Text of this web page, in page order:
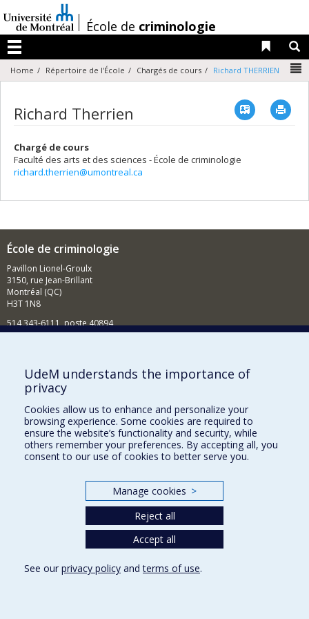
au
contenu
/École de criminologie
Menu
Liens
Home Répertoire de l'École Chargés de cours Richard THERRIEN
Richard Therrien Vcard
Chargé de cours
Faculté des arts et des sciences - École de criminologie
richard.therrien@umontreal.ca
École de criminologie
Pavillon Lionel-Groulx
3150, rue Jean-Brillant
Montréal (QC)
H3T 1N8
514 343-6111, poste 40894
Comment soutenir l'École?
BESOIN D'AIDE?
Plan du site
Signaler une erreur
Accessibilité
Nos départements et écoles
UdeM understands the importance of
privacy
Cookies allow us to enhance and personalize your
browsing experience. Some cookies are required to
ensure the website’s functionality and security, while
others remember your preferences. By accepting all, you
consent to our use of cookies to better serve you.
Manage cookies >
Reject all
Accept all
See our privacy policy andterms of use.